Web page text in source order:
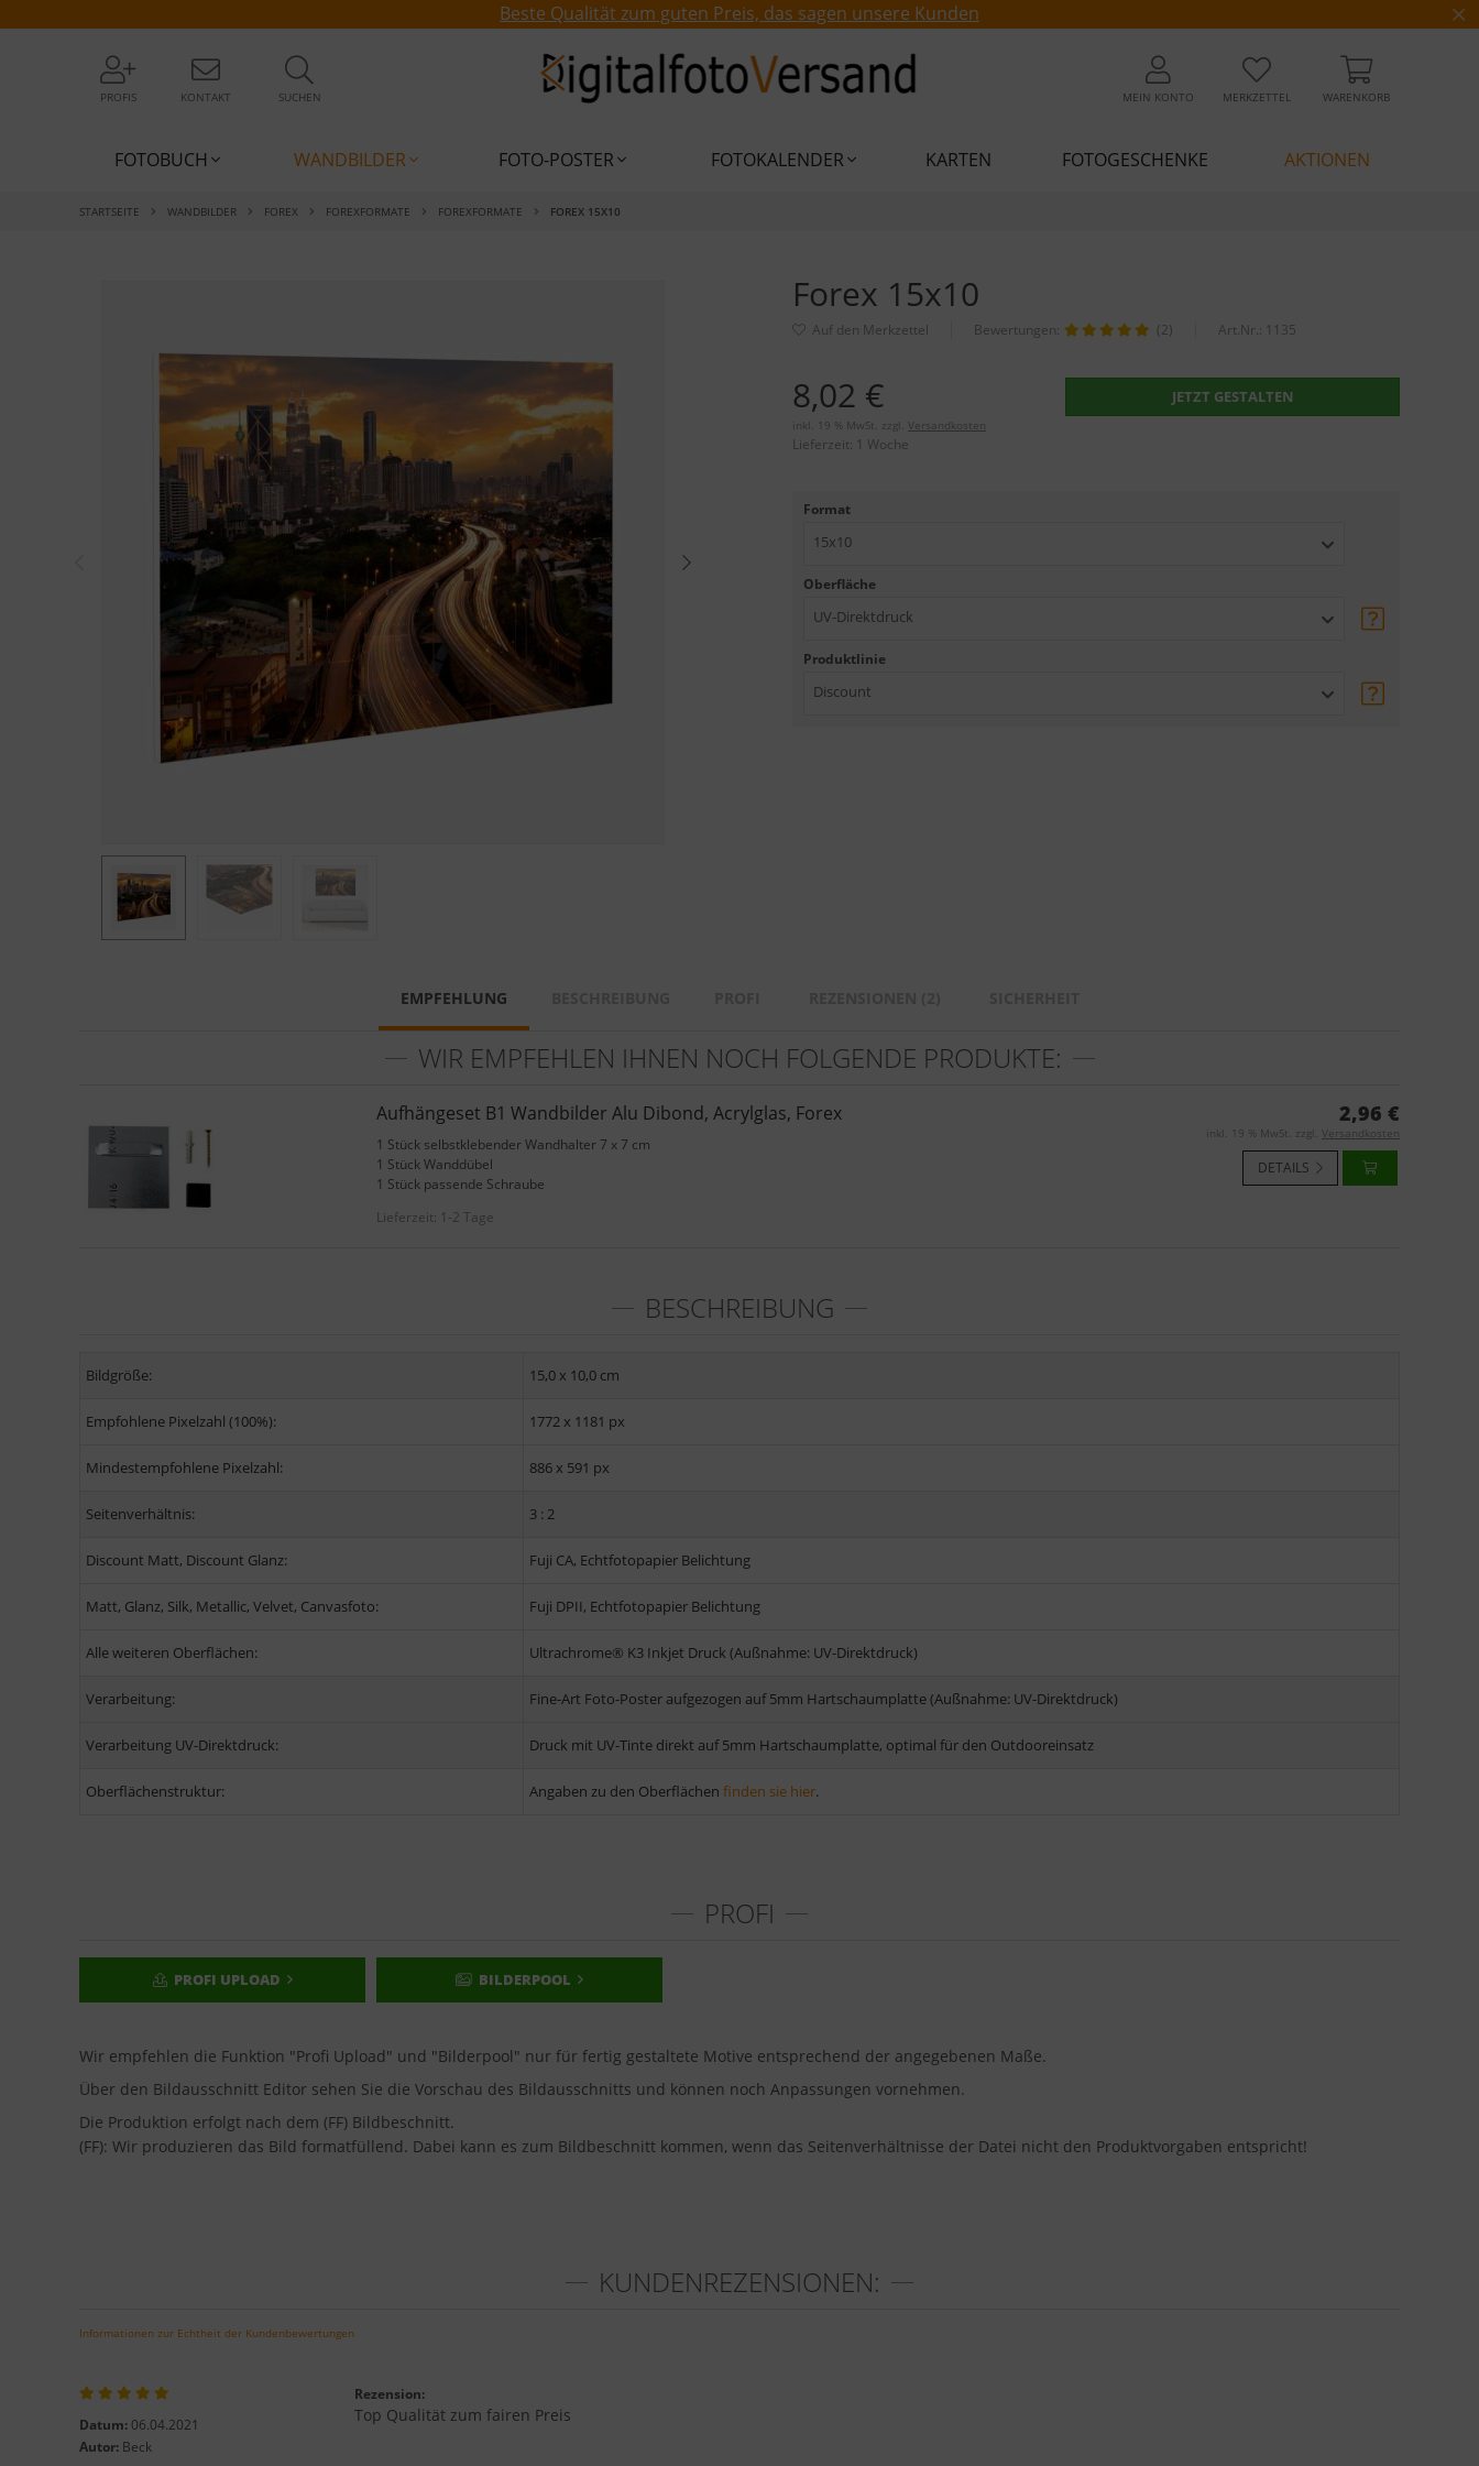
Beste Qualität zum guten Preis, das sagen unsere Kunden
PROFIS KONTAKT SUCHEN MEIN KONTO MERKZETTEL WARENKORB
FOTOBUCH WANDBILDER FOTO-POSTER FOTOKALENDER KARTEN FOTOGESCHENKE AKTIONEN
STARTSEITE WANDBILDER FOREX FOREXFORMATE FOREXFORMATE FOREX 15X10
Forex 15x10
Bewertungen: (2) Art.Nr.: 1135
8,02 €
inkl. 19 % MwSt. zzgl. Versandkosten
Lieferzeit: 1 Woche
JETZT GESTALTEN
Format
15x10
Oberfläche
UV-Direktdruck
Produktlinie
Discount
EMPFEHLUNG
WIR EMPFEHLEN IHNEN NOCH FOLGENDE PRODUKTE:
Aufhängeset B1 Wandbilder Alu Dibond, Acrylglas, Forex
1 Stück selbstklebender Wandhalter 7 x 7 cm
1 Stück Wanddübel
1 Stück passende Schraube
Lieferzeit: 1-2 Tage
2,96 €
inkl. 19 % MwSt. zzgl. Versandkosten
DETAILS
BESCHREIBUNG
Bildgröße: 15,0 x 10,0 cm
Empfohlene Pixelzahl (100%): 1772 x 1181 px
Mindestempfohlene Pixelzahl: 886 x 591 px
Seitenverhältnis: 3 : 2
Discount Matt, Discount Glanz: Fuji CA, Echtfotopapier Belichtung
Matt, Glanz, Silk, Metallic, Velvet, Canvasfoto: Fuji DPII, Echtfotopapier Belichtung
Alle weiteren Oberflächen: Ultrachrome® K3 Inkjet Druck (Außnahme: UV-Direktdruck)
Verarbeitung: Fine-Art Foto-Poster aufgezogen auf 5mm Hartschaumplatte (Außnahme: UV-Direktdruck)
Verarbeitung UV-Direktdruck: Druck mit UV-Tinte direkt auf 5mm Hartschaumplatte, optimal für den Outdooreinsatz
Oberflächenstruktur: Angaben zu den Oberflächen finden sie hier.
PROFI
PROFI UPLOAD BILDERPOOL
Wir empfehlen die Funktion "Profi Upload" und "Bilderpool" nur für fertig gestaltete Motive entsprechend der angegebenen Maße.
Über den Bildausschnitt Editor sehen Sie die Vorschau des Bildausschnitts und können noch Anpassungen vornehmen.
Die Produktion erfolgt nach dem (FF) Bildbeschnitt.
(FF): Wir produzieren das Bild formatfüllend. Dabei kann es zum Bildbeschnitt kommen, wenn das Seitenverhältnisse der Datei nicht den Produktvorgaben entspricht!
KUNDENREZENSIONEN:
Informationen zur Echtheit der Kundenbewertungen
Datum: 06.04.2021
Autor: Beck
Rezension:
Top Qualität zum fairen Preis